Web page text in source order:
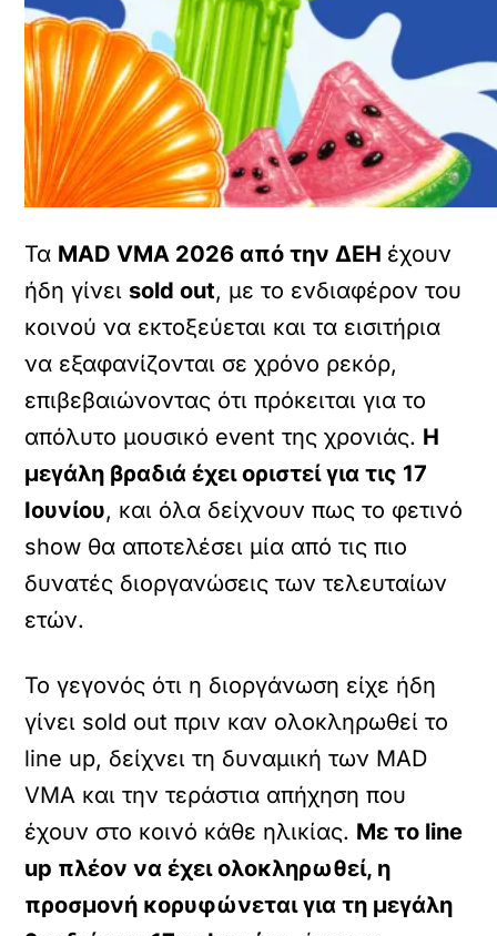
Τα MAD VMA 2026 από την ΔΕΗ έχουν
ήδη γίνειsold out, με το ενδιαφέρον του
κοινού να εκτοξεύεται και τα εισιτήρια
να εξαφανίζονται σε χρόνο ρεκόρ,
επιβεβαιώνοντας ότι πρόκειται για το
απόλυτο μουσικό event της χρονιάς. Η
μεγάλη βραδιά έχει οριστεί για τις 17
Ιουνίου, και όλα δείχνουν πως το φετινό
show θα αποτελέσει μία από τις πιο
δυνατές διοργανώσεις των τελευταίων
ετών.
Το γεγονός ότι η διοργάνωση είχε ήδη
γίνει sold out πριν καν ολοκληρωθεί το
line up, δείχνει τη δυναμική των MAD
VMA και την τεράστια απήχηση που
έχουν στο κοινό κάθε ηλικίας. Με το line
up πλέον να έχει ολοκληρωθεί, η
προσμονή κορυφώνεται για τη μεγάλη